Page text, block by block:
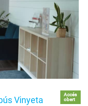
Vinyeta
Accés
obert